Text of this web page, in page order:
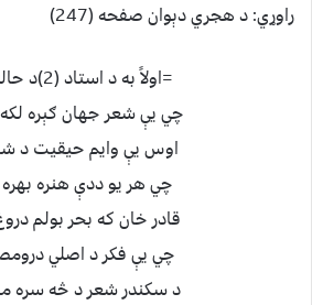
راوړي: د هجري دېوان صفحه (247)
=اولاً به د استاد (2)د حاله وايم
چي يې شعر جهان ګېره
اوس يې وايم حيقيت د
چي هر يو ددې هنره
قادر خان كه بحر بولم
چي يې فكر د اصلي
د سكندر شعر د څه سره